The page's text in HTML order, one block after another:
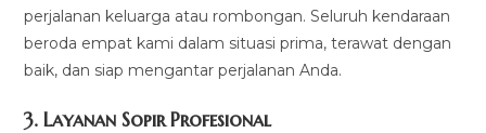
perjalanan keluarga atau rombongan. Seluruh kendaraan
beroda empat kami dalam situasi prima, terawat dengan
baik, dan siap mengantar perjalanan Anda.
3.Layanan Sopir Profesional